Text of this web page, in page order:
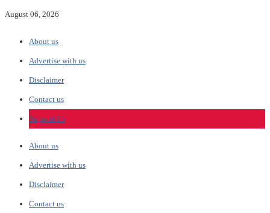
August 06, 2026
About us
Advertise with us
Disclaimer
Contact us
Support Us
About us
Advertise with us
Disclaimer
Contact us